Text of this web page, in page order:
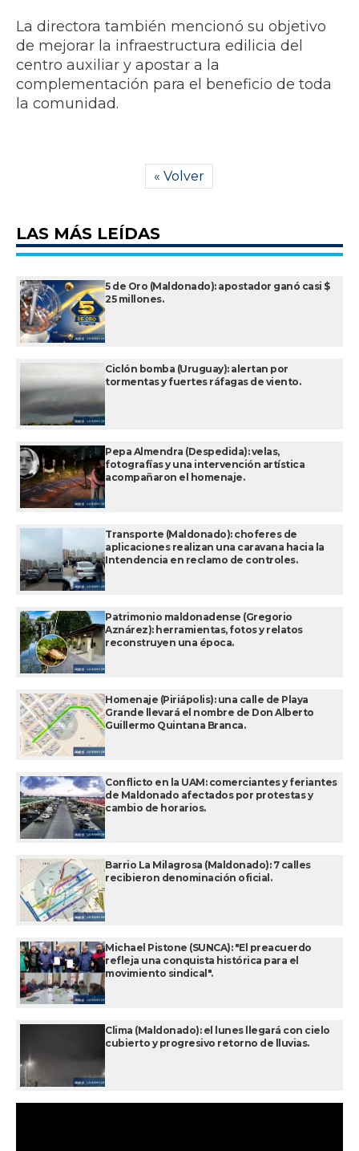
La directora también mencionó su objetivo
de mejorar la infraestructura edilicia del
centro auxiliar y apostar a la
complementación para el beneficio de toda
la comunidad.
« Volver
LAS MÁS LEÍDAS
5 de Oro (Maldonado): apostador ganó casi $
25 millones.
Ciclón bomba (Uruguay): alertan por
tormentas y fuertes ráfagas de viento.
Pepa Almendra (Despedida): velas,
fotografías y una intervención artística
acompañaron el homenaje.
Transporte (Maldonado): choferes de
aplicaciones realizan una caravana hacia la
Intendencia en reclamo de controles.
Patrimonio maldonadense (Gregorio
Aznárez): herramientas, fotos y relatos
reconstruyen una época.
Homenaje (Piriápolis): una calle de Playa
Grande llevará el nombre de Don Alberto
Guillermo Quintana Branca.
Conflicto en la UAM: comerciantes y feriantes
de Maldonado afectados por protestas y
cambio de horarios.
Barrio La Milagrosa (Maldonado): 7 calles
recibieron denominación oficial.
Michael Pistone (SUNCA): "El preacuerdo
refleja una conquista histórica para el
movimiento sindical".
Clima (Maldonado): el lunes llegará con cielo
cubierto y progresivo retorno de lluvias.